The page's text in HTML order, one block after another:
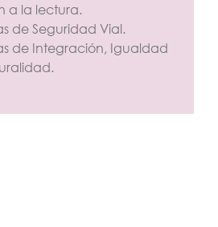
a la lectura.
de Seguridad Vial.
de Integración, Igualdad